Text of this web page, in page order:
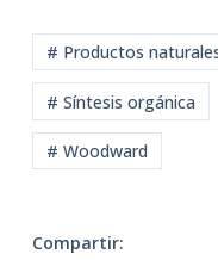
# Productos
# Síntesis orgánica
# Woodward
Compartir: